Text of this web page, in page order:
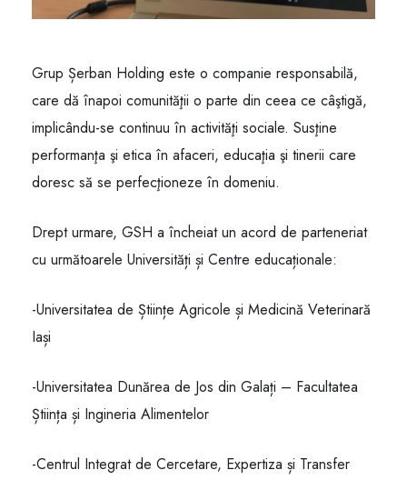
Grup Șerban Holding este o companie responsabilă,
care dă înapoi comunităţii o parte din ceea ce câştigă,
implicându-se continuu în activităţi sociale. Susţine
performanţa şi etica în afaceri, educaţia şi tinerii care
doresc să se perfecţioneze în domeniu.
Drept urmare, GSH a încheiat un acord de parteneriat
cu următoarele Universități și Centre educaționale:
-Universitatea de Științe Agricole și Medicină Veterinară
Iași
-Universitatea Dunărea de Jos din Galați – Facultatea
Știința și Ingineria Alimentelor
-Centrul Integrat de Cercetare, Expertiza și Transfer